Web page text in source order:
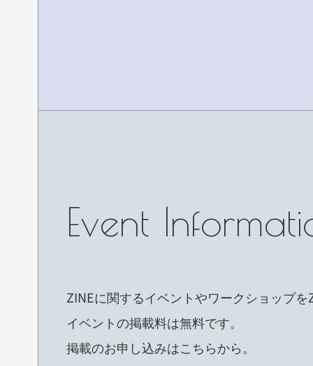
Event
ZINEに関するイベントやワークショップ
イベントの掲載料は無料です。
掲載のお申し込みはこちらから。